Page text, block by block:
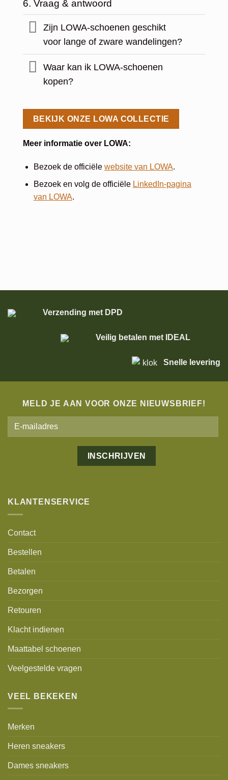
6. Vraag & antwoord
Zijn LOWA-schoenen geschikt
voor lange of zware wandelingen?
Waar kan ik LOWA-schoenen
kopen?
BEKIJK ONZE LOWA COLLECTIE
Meer informatie over LOWA:
Bezoek de officiële website van LOWA.
Bezoek en volg de officiële LinkedIn-pagina
van LOWA.
Verzending met DPD
Veilig betalen met IDEAL
Snelle levering
MELD JE AAN VOOR ONZE NIEUWSBRIEF!
KLANTENSERVICE
Contact
Bestellen
Betalen
Bezorgen
Retouren
Klacht indienen
Maattabel schoenen
Veelgestelde vragen
VEEL BEKEKEN
Merken
Heren sneakers
Dames sneakers